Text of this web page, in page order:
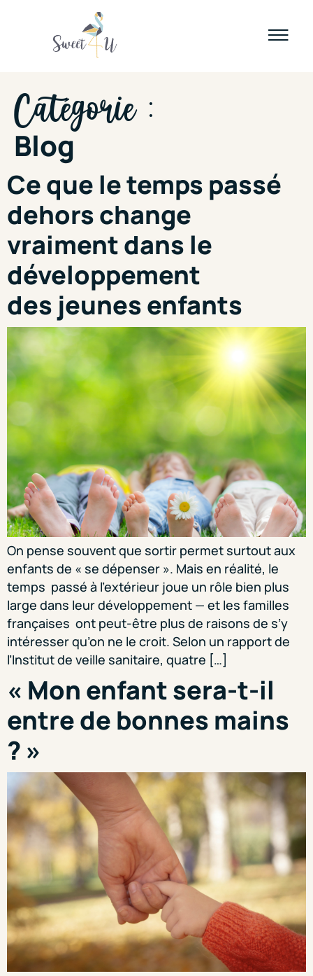
Catégorie :
Blog
Ce que le temps passé
dehors change
vraiment dans le
développement
des jeunes enfants
On pense souvent que sortir permet surtout aux
enfants de « se dépenser ». Mais en réalité, le
temps passé à l’extérieur joue un rôle bien plus
large dans leur développement — et les familles
françaises ont peut-être plus de raisons de s’y
intéresser qu’on ne le croit. Selon un rapport de
l’Institut de veille sanitaire, quatre […]
« Mon enfant sera-t-il
entre de bonnes mains
? »